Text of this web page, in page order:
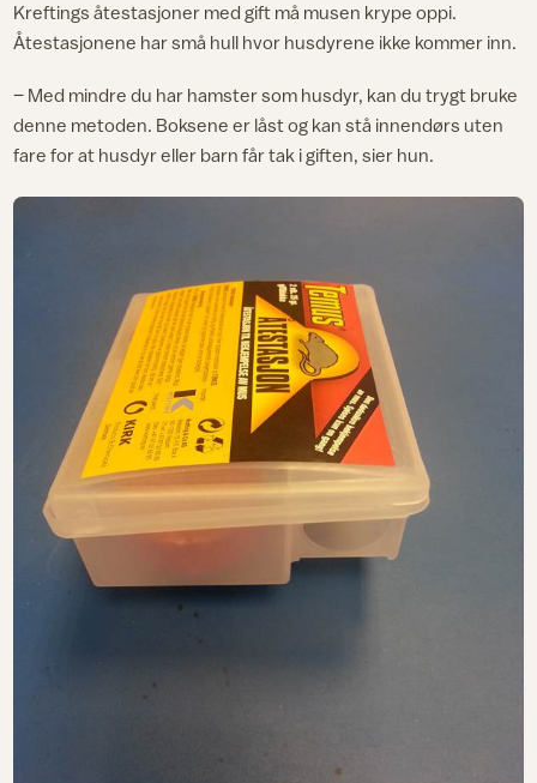
Kreftings åtestasjoner med gift må musen krype oppi.
Åtestasjonene har små hull hvor husdyrene ikke kommer inn.
– Med mindre du har hamster som husdyr, kan du trygt bruke
denne metoden. Boksene er låst og kan stå innendørs uten
fare for at husdyr eller barn får tak i giften, sier hun.